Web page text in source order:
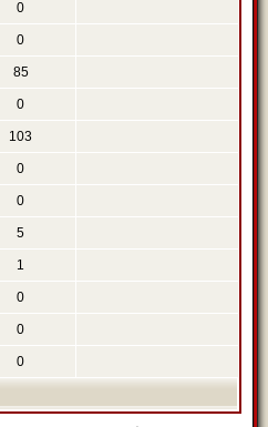
0
0
85
0
103
0
0
5
1
0
0
0